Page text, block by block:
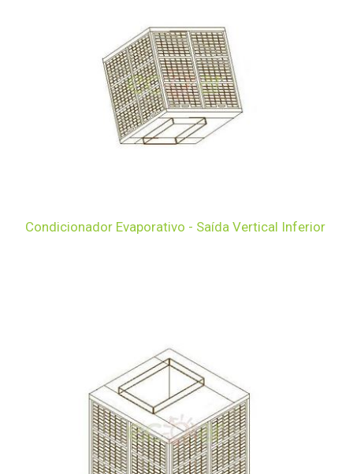
Condicionador Evaporativo - Saída Vertical Inferior